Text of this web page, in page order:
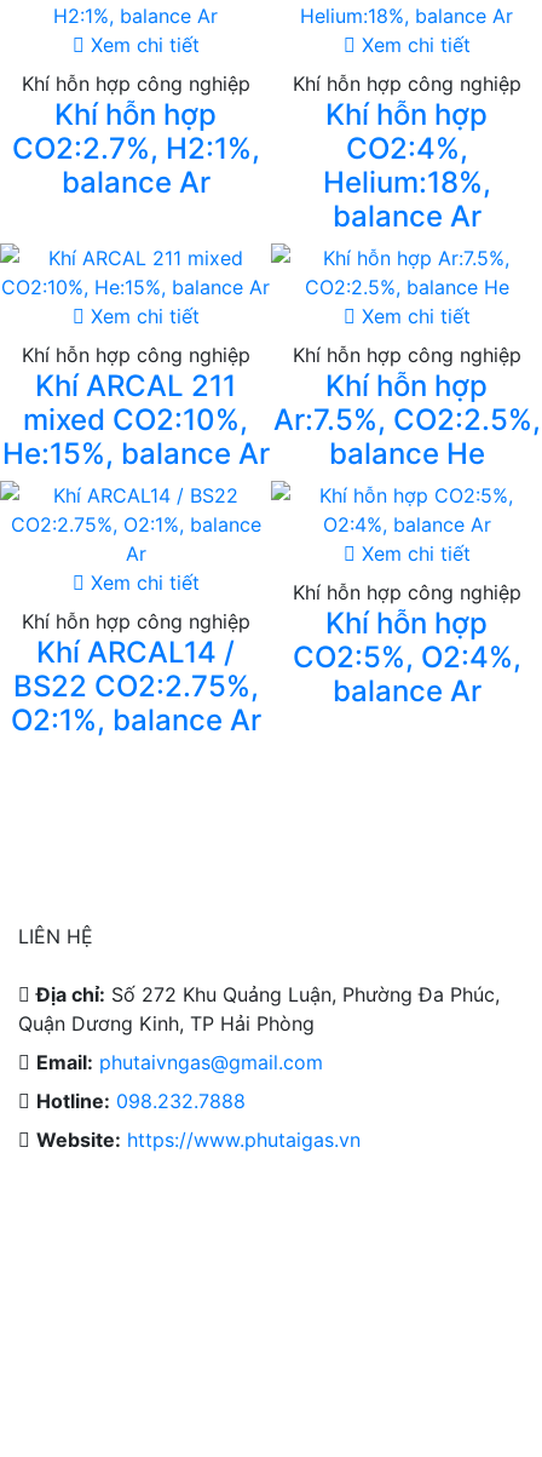
Xem chi tiết
Khí hỗn hợp công nghiệp
Khí hỗn hợp
CO2:2.7%, H2:1%,
balance Ar
Xem chi tiết
Khí hỗn hợp công nghiệp
Khí hỗn hợp
CO2:4%,
Helium:18%,
balance Ar
Xem chi tiết
Khí hỗn hợp công nghiệp
Khí ARCAL 211
mixed CO2:10%,
He:15%, balance Ar
Xem chi tiết
Khí hỗn hợp công nghiệp
Khí hỗn hợp
Ar:7.5%, CO2:2.5%,
balance He
Xem chi tiết
Khí hỗn hợp công nghiệp
Khí ARCAL14 /
BS22 CO2:2.75%,
O2:1%, balance Ar
Xem chi tiết
Khí hỗn hợp công nghiệp
Khí hỗn hợp
CO2:5%, O2:4%,
balance Ar
LIÊN HỆ
Địa chỉ: Số 272 Khu Quảng Luận, Phường Đa Phúc,
Quận Dương Kinh, TP Hải Phòng
Email: phutaivngas@gmail.com
Hotline: 098.232.7888
Website: https://www.phutaigas.vn